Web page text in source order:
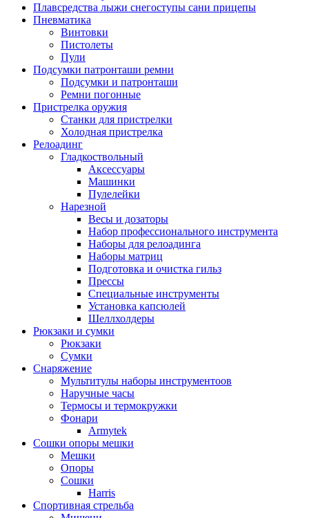
Плавсредства лыжи снегоступы сани прицепы
Пневматика
Винтовки
Пистолеты
Пули
Подсумки патронташи ремни
Подсумки и патронташи
Ремни погонные
Пристрелка оружия
Станки для пристрелки
Холодная пристрелка
Релоадинг
Гладкоствольный
Аксессуары
Машинки
Пулелейки
Нарезной
Весы и дозаторы
Набор профессионального инструмента
Наборы для релоадинга
Наборы матриц
Подготовка и очистка гильз
Прессы
Специальные инструменты
Установка капсюлей
Шеллхолдеры
Рюкзаки и сумки
Рюкзаки
Сумки
Снаряжение
Мультитулы наборы инструментоов
Наручные часы
Термосы и термокружки
Фонари
Armytek
Сошки опоры мешки
Мешки
Опоры
Сошки
Harris
Спортивная стрельба